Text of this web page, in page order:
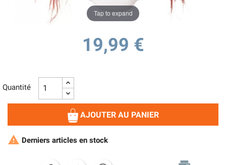
Tap to expand
19,99 €
Quantité
AJOUTER AU PANIER
 Derniers articles en stock